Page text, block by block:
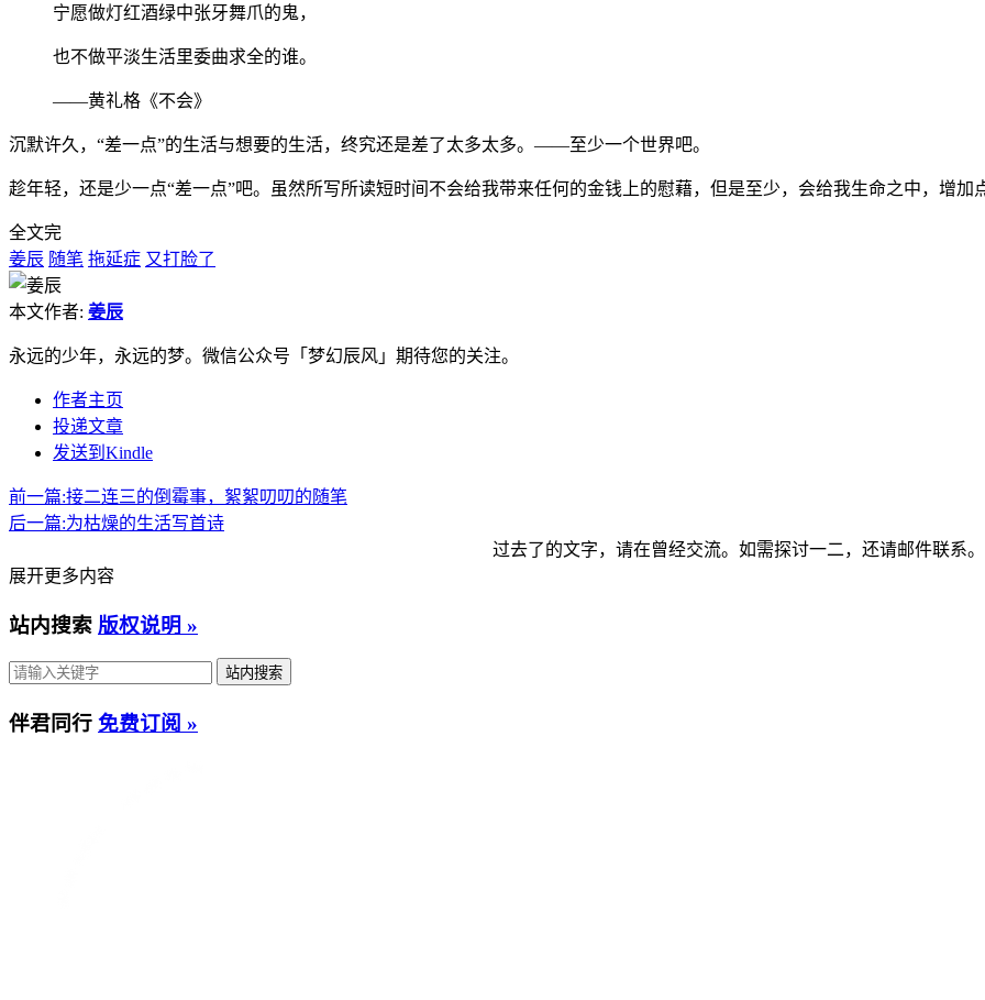
宁愿做灯红酒绿中张牙舞爪的鬼，
也不做平淡生活里委曲求全的谁。
——黄礼格《不会》
沉默许久，“差一点”的生活与想要的生活，终究还是差了太多太多。——至少一个世界吧。
趁年轻，还是少一点“差一点”吧。虽然所写所读短时间不会给我带来任何的金钱上的慰藉，但是至少，会给我生命之中，增加
全文完
姜辰 随笔 拖延症 又打脸了
本文作者: 姜辰
永远的少年，永远的梦。微信公众号「梦幻辰风」期待您的关注。
作者主页
投递文章
发送到Kindle
前一篇:接二连三的倒霉事，絮絮叨叨的随笔
后一篇:为枯燥的生活写首诗
过去了的文字，请在曾经交流。如需探讨一二，还请邮件联系。
展开更多内容
站内搜索 版权说明 »
伴君同行 免费订阅 »